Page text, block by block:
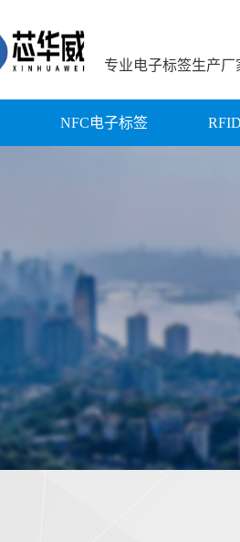
专业电子标签生产厂
NFC电子标签